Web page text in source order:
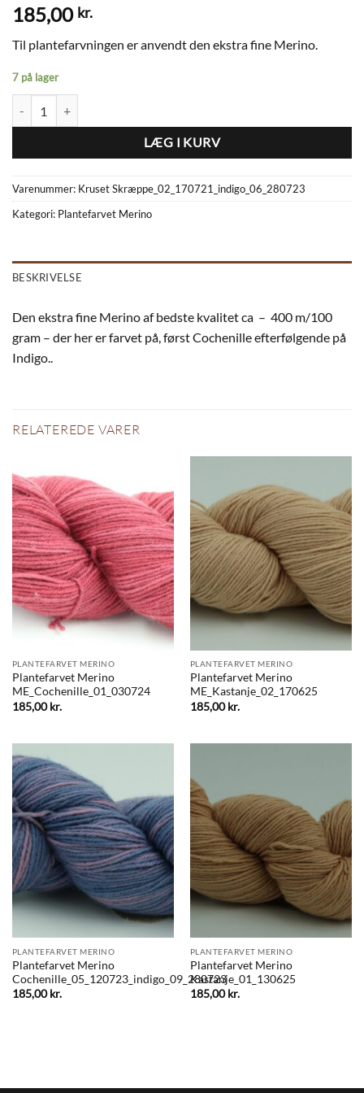
185,00 kr.
Til plantefarvningen er anvendt den ekstra fine Merino.
7 på lager
LÆG I KURV
Varenummer: Kruset Skræppe_02_170721_indigo_06_280723
Kategori: Plantefarvet Merino
BESKRIVELSE
Den ekstra fine Merino af bedste kvalitet ca – 400 m/100
gram – der her er farvet på, først Cochenille efterfølgende på
Indigo..
RELATEREDE VARER
PLANTEFARVET MERINO
Plantefarvet Merino
ME_Cochenille_01_030724
185,00kr.
PLANTEFARVET MERINO
Plantefarvet Merino
ME_Kastanje_02_170625
185,00kr.
PLANTEFARVET MERINO
Plantefarvet Merino
Cochenille_05_120723_indigo_09_280723
185,00kr.
PLANTEFARVET MERINO
Plantefarvet Merino
Kastanje_01_130625
185,00kr.